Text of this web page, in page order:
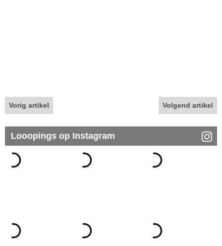
Vorig artikel Volgend artikel
Looopings op Instagram